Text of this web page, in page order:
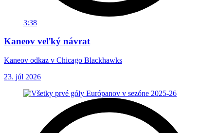
3:38
Kaneov veľký návrat
Kaneov odkaz v Chicago Blackhawks
23. júl 2026